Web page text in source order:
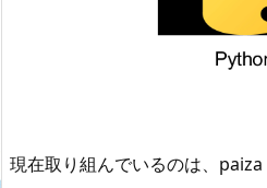
現在取り組んでいるのは、